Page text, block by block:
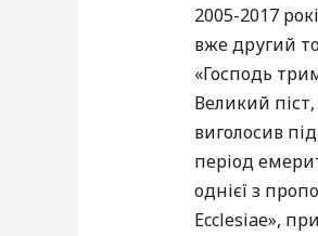
2005-2017
вже другий
«Господь
Великий
виголосив
період
однієї з
Ecclesiae»,